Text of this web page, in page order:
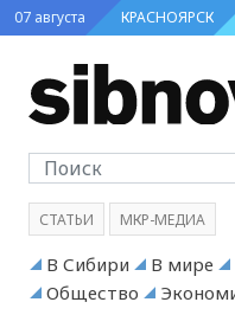
07 августа КРАСНОЯРСК
СТАТЬИ МКР-МЕДИА
В Сибири В мире
Общество